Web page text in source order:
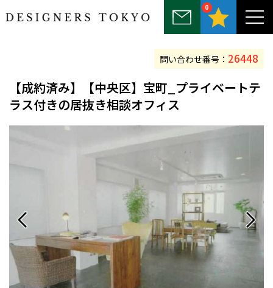
0
～25坪 25坪～50坪 50坪～75坪
75坪～100坪
【成約済み】【中央区】宝町_プライベートテ
ラス付きの居抜き相談オフィス
問い合わせ番号： 26448